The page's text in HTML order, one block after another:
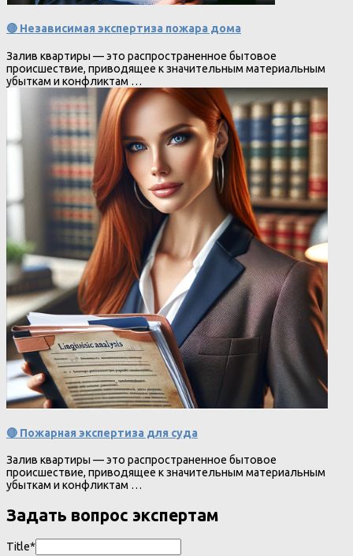
🔴 Независимая экспертиза пожара дома
Залив квартиры — это распространенное бытовое
происшествие, приводящее к значительным материальным
убыткам и конфликтам …
🔴 Пожарная экспертиза для суда
Залив квартиры — это распространенное бытовое
происшествие, приводящее к значительным материальным
убыткам и конфликтам …
Задать вопрос экспертам
Title*